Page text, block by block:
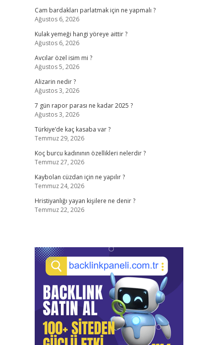
Cam bardakları parlatmak için ne yapmalı ?
Ağustos 6, 2026
Kulak yemeği hangi yöreye aittir ?
Ağustos 6, 2026
Avcılar özel isim mi ?
Ağustos 5, 2026
Alizarin nedir ?
Ağustos 3, 2026
7 gün rapor parası ne kadar 2025 ?
Ağustos 3, 2026
Türkiye’de kaç kasaba var ?
Temmuz 29, 2026
Koç burcu kadınının özellikleri nelerdir ?
Temmuz 27, 2026
Kaybolan cüzdan için ne yapılır ?
Temmuz 24, 2026
Hristiyanlığı yayan kişilere ne denir ?
Temmuz 22, 2026